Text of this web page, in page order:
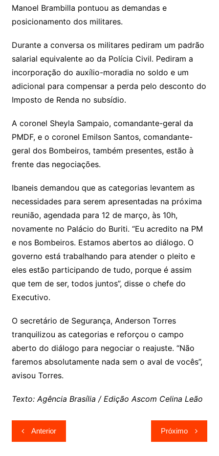
Manoel Brambilla pontuou as demandas e
posicionamento dos militares.
Durante a conversa os militares pediram um padrão
salarial equivalente ao da Polícia Civil. Pediram a
incorporação do auxílio-moradia no soldo e um
adicional para compensar a perda pelo desconto do
Imposto de Renda no subsídio.
A coronel Sheyla Sampaio, comandante-geral da
PMDF, e o coronel Emilson Santos, comandante-
geral dos Bombeiros, também presentes, estão à
frente das negociações.
Ibaneis demandou que as categorias levantem as
necessidades para serem apresentadas na próxima
reunião, agendada para 12 de março, às 10h,
novamente no Palácio do Buriti. “Eu acredito na PM
e nos Bombeiros. Estamos abertos ao diálogo. O
governo está trabalhando para atender o pleito e
eles estão participando de tudo, porque é assim
que tem de ser, todos juntos”, disse o chefe do
Executivo.
O secretário de Segurança, Anderson Torres
tranquilizou as categorias e reforçou o campo
aberto do diálogo para negociar o reajuste. “Não
faremos absolutamente nada sem o aval de vocês”,
avisou Torres.
Texto: Agência Brasília / Edição Ascom Celina Leão
Navegação
de
Anterior Próximo